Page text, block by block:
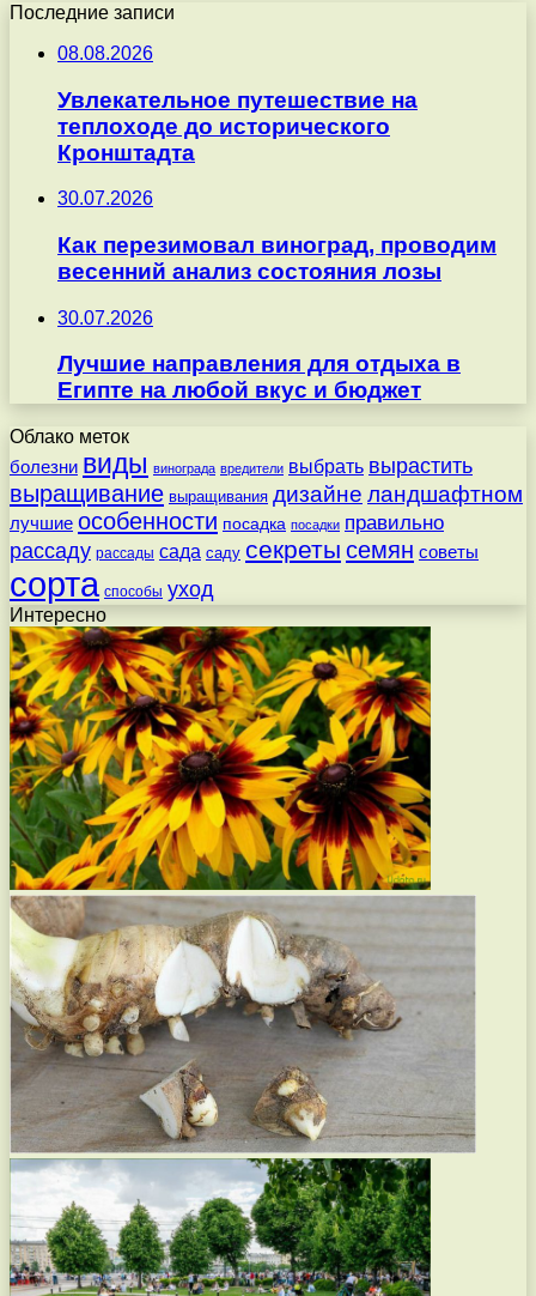
Последние записи
08.08.2026
Увлекательное путешествие на
теплоходе до исторического
Кронштадта
30.07.2026
Как перезимовал виноград, проводим
весенний анализ состояния лозы
30.07.2026
Лучшие направления для отдыха в
Египте на любой вкус и бюджет
Облако меток
болезни виды винограда вредители выбрать вырастить
выращивание выращивания дизайне ландшафтном
лучшие особенности посадка посадки правильно
рассаду рассады сада саду секреты семян советы
сорта способы уход
Интересно